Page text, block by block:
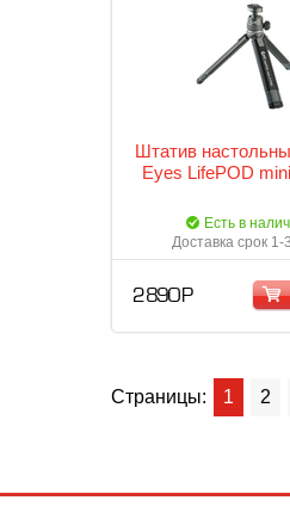
Штатив
Eyes LifePOD
Есть в
Доставка срок 1-
2 890 Р
Страницы: 1 2